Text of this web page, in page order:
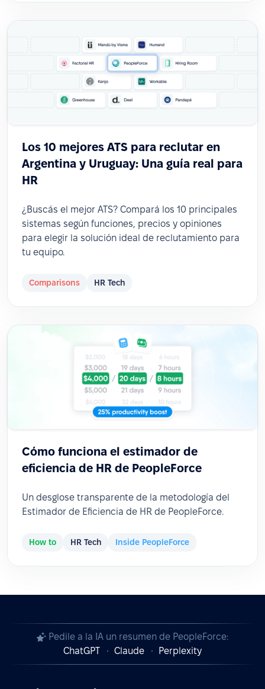
Los 10 mejores ATS para reclutar en
Argentina y Uruguay: Una guía real para
HR
¿Buscás el mejor ATS? Compará los 10 principales
sistemas según funciones, precios y opiniones
para elegir la solución ideal de reclutamiento para
tu equipo.
Comparisons HR Tech
Cómo funciona el estimador de
eficiencia de HR de PeopleForce
Un desglose transparente de la metodología del
Estimador de Eficiencia de HR de PeopleForce.
How to HR Tech Inside PeopleForce
Pedile a la IA un resumen de PeopleForce:
ChatGPT
Claude Perplexity